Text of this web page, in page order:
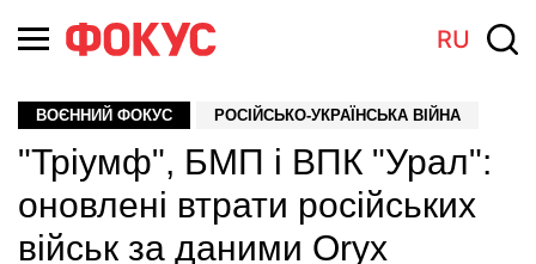
RU
ВОЄННИЙ ФОКУС РОСІЙСЬКО-УКРАЇНСЬКА ВІЙНА
"Тріумф", БМП і ВПК "Урал":
оновлені втрати російських
військ за даними Oryx